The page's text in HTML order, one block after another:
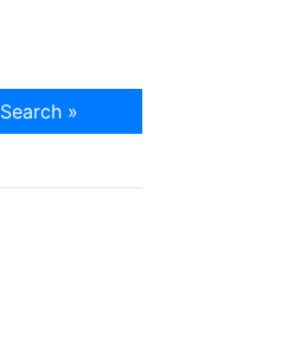
Search »